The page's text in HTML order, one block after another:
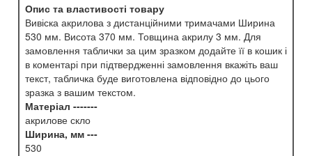
Опис та властивості товару
Вивіска акрилова з дистанційними тримачами Ширина
530 мм. Висота 370 мм. Товщина акрилу 3 мм. Для
замовлення таблички за цим зразком додайте її в кошик і
в коментарі при підтвердженні замовлення вкажіть ваш
текст, табличка буде виготовлена відповідно до цього
зразка з вашим текстом.
Матеріал -------
акрилове скло
Ширина, мм ---
530